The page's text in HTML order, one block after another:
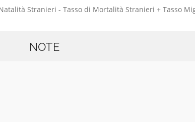
Stranieri - Tasso di Mortalità Stranieri + Tasso
NOTE